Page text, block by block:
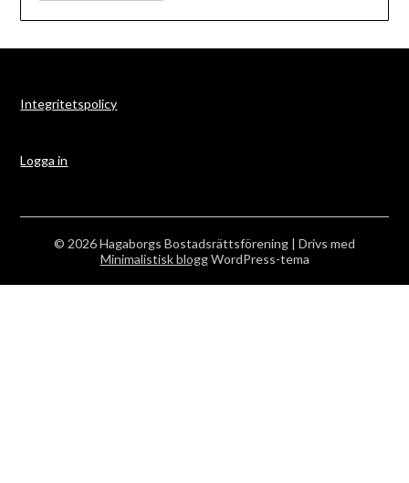
Integritetspolicy
Logga in
© 2026 Hagaborgs Bostadsrättsförening | Drivs med
Minimalistisk bloggWordPress-tema